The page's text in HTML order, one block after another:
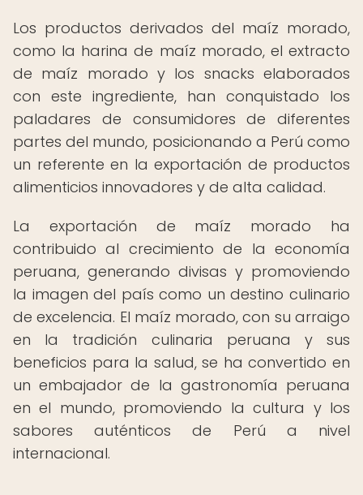
Los productos derivados del maíz morado,
como la harina de maíz morado, el extracto
de maíz morado y los snacks elaborados
con este ingrediente, han conquistado los
paladares de consumidores de diferentes
partes del mundo, posicionando a Perú como
un referente en la exportación de productos
alimenticios innovadores y de alta calidad.
La exportación de maíz morado ha
contribuido al crecimiento de la economía
peruana, generando divisas y promoviendo
la imagen del país como un destino culinario
de excelencia. El maíz morado, con su arraigo
en la tradición culinaria peruana y sus
beneficios para la salud, se ha convertido en
un embajador de la gastronomía peruana
en el mundo, promoviendo la cultura y los
sabores auténticos de Perú a nivel
internacional.